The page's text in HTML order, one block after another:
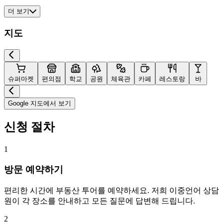
더 보기
지도
슈퍼마켓 편의점 학교 공원 체육관 카페 레스토랑 바
Google 지도에서 보기
신청 절차
1
방문 예약하기
편리한 시간에 부동산 투어를 예약하세요. 저희 이중언어 상담
원이 각 장소를 안내하고 모든 질문에 답변해 드립니다.
2